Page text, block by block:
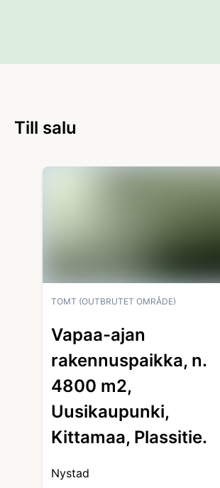
Till salu
TOMT (OUTBRUTET OMRÅDE)
Vapaa-ajan
rakennuspaikka, n.
4800 m2,
Uusikaupunki,
Kittamaa, Plassitie.
Nystad